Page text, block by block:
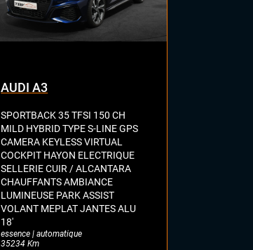
AUDI A3
SPORTBACK 35 TFSI 150 CH
MILD HYBRID TYPE S-LINE GPS
CAMERA KEYLESS VIRTUAL
COCKPIT HAYON ELECTRIQUE
SELLERIE CUIR / ALCANTARA
CHAUFFANTS AMBIANCE
LUMINEUSE PARK ASSIST
VOLANT MEPLAT JANTES ALU
18'
essence | automatique
35234 Km